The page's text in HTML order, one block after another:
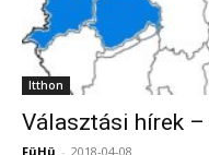
Itthon
Választási hírek –
FüHü - 2018-04-08